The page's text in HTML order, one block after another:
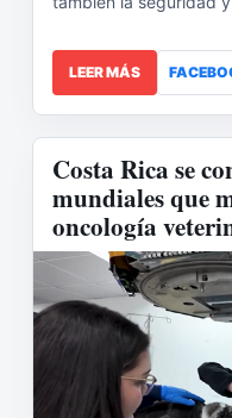
LEER MÁS
Costa Rica se
mundiales que
oncología